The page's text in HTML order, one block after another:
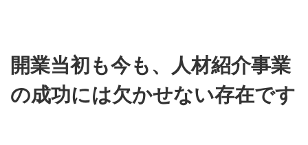
開業当初も今も、人材紹介事業
の成功には欠かせない存在です